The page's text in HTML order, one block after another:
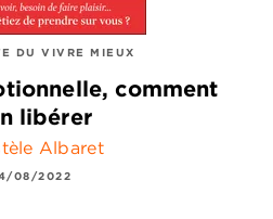
DU VIVRE MIEUX
comment
libérer
Albaret
08/2022